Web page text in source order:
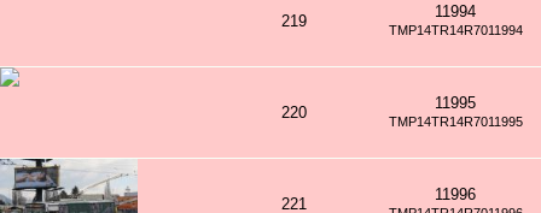
219
11994
TMP14TR14R7011994
220
11995
TMP14TR14R7011995
221
11996